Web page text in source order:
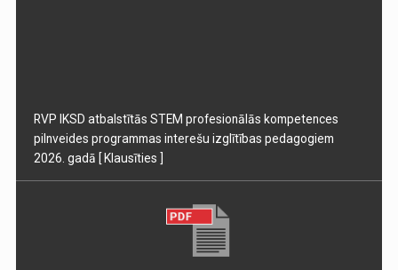
RVP IKSD atbalstītās STEM profesionālās kompetences
pilnveides programmas interešu izglītības pedagogiem
2026. gadā [ Klausīties ]